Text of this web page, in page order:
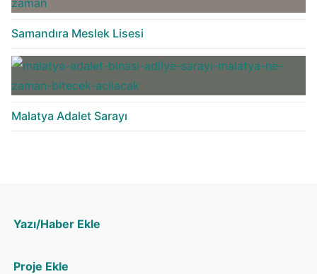
Samandıra Meslek Lisesi
Malatya Adalet Sarayı
Yazı/Haber Ekle
Proje Ekle